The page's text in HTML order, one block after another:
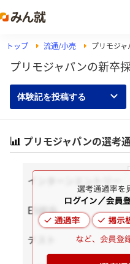
トップ 流通/小売 プリモジ
プリモジャパンの新卒
体験記を投稿する
プリモジャパンの選考